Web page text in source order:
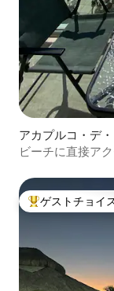
アカプルコ・デ
ト
ビーチに直接ア
大好評のゲスト
ゲストチョイ